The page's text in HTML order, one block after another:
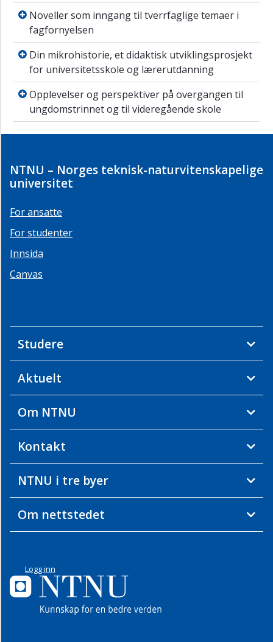
Noveller som inngang til tverrfaglige
Noveller som inngang til tverrfaglige temaer i
fagfornyelsen
Din mikrohistorie, et didaktisk
Din mikrohistorie, et didaktisk utviklingsprosjekt
for universitetsskole og lærerutdanning
Opplevelser og perspektiver på
Opplevelser og perspektiver på overgangen til
ungdomstrinnet og til videregående skole
NTNU – Norges teknisk-naturvitenskapelige
universitet
For ansatte
For studenter
Innsida
Canvas
Studere
Aktuelt
Om NTNU
Kontakt
NTNU i tre byer
Om nettstedet
Logg inn